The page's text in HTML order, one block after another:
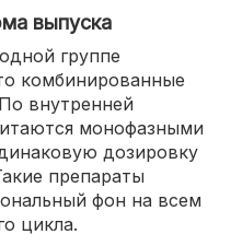
выпуска
группе
комбинированные
внутренней
монофазными
дозировку
препараты
фон на всем
цикла.